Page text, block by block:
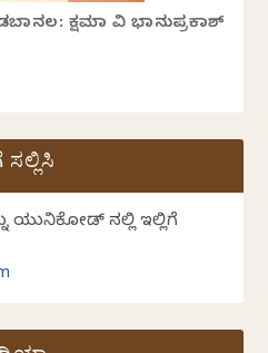
ಕ್ಷಮಾ ವಿ ಭಾನುಪ್ರಕಾಶ್
ಯುನಿಕೋಡ್ ನಲ್ಲಿ ಇಲ್ಲಿಗೆ